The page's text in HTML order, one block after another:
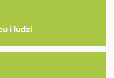
i ludzi